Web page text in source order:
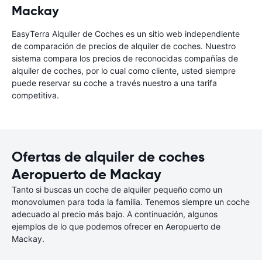
Mackay
EasyTerra Alquiler de Coches es un sitio web independiente
de comparación de precios de alquiler de coches. Nuestro
sistema compara los precios de reconocidas compañías de
alquiler de coches, por lo cual como cliente, usted siempre
puede reservar su coche a través nuestro a una tarifa
competitiva.
Ofertas de alquiler de coches
Aeropuerto de Mackay
Tanto si buscas un coche de alquiler pequeño como un
monovolumen para toda la familia. Tenemos siempre un coche
adecuado al precio más bajo. A continuación, algunos
ejemplos de lo que podemos ofrecer en Aeropuerto de
Mackay.